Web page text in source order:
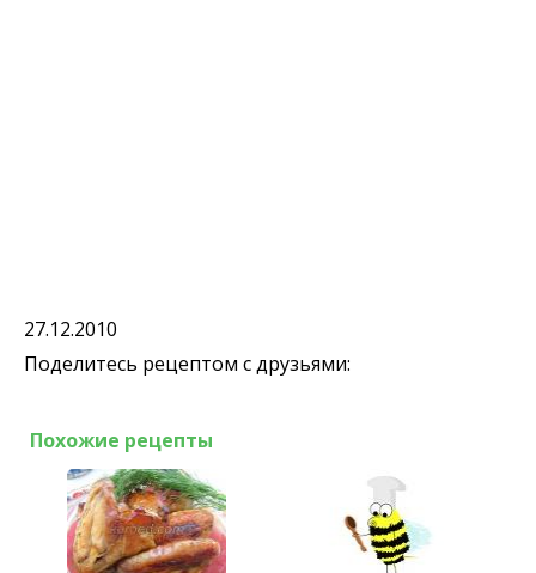
27.12.2010
Поделитесь рецептом с друзьями:
Похожие рецепты